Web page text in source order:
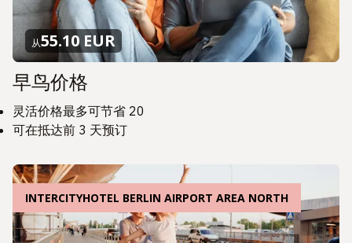
从55.10 EUR
早鸟价格
灵活价格最多可节省 20
可在抵达前 3 天预订
INTERCITYHOTEL BERLIN AIRPORT AREA NORTH